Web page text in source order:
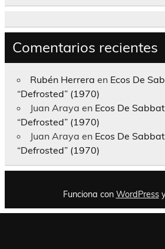
Comentarios recientes
Rubén Herrera en Ecos De
“Defrosted” (1970)
Juan Araya en Ecos De
“Defrosted” (1970)
Juan Araya en Ecos De
“Defrosted” (1970)
Funciona con WordPress